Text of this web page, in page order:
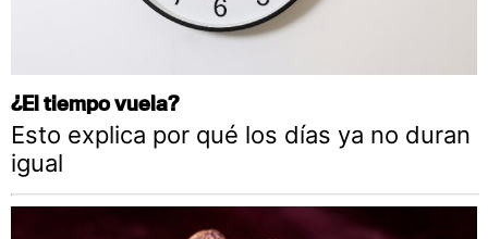
¿El tiempo vuela?
Esto explica por qué los días ya no duran
igual